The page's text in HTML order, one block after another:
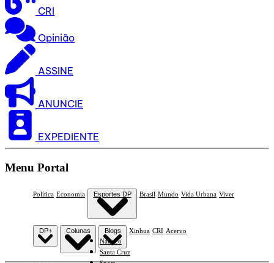
CRI
Opinião
ASSINE
ANUNCIE
EXPEDIENTE
Menu Portal
Política Economia Esportes DP
Náutico
Santa Cruz
Brasil Mundo Vida Urbana Viver
DP+ Colunas Blogs Xinhua CRI Acervo